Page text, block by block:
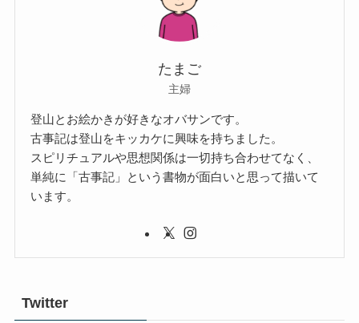
たまご
主婦
登山とお絵かきが好きなオバサンです。
古事記は登山をキッカケに興味を持ちました。
スピリチュアルや思想関係は一切持ち合わせてなく、
単純に「古事記」という書物が面白いと思って描いて
います。
Twitter